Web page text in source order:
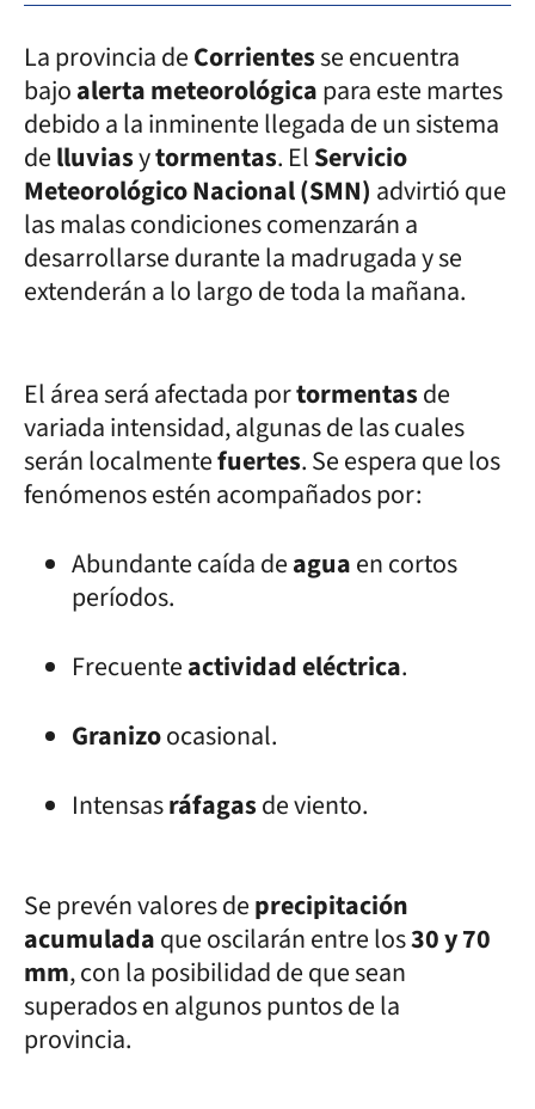
La provincia deCorrientesse encuentra
bajoalerta meteorológicapara este martes
debido a la inminente llegada de un sistema
delluviasytormentas. ElServicio
Meteorológico Nacional (SMN) advirtió que
las malas condiciones comenzarán a
desarrollarse durante la madrugada y se
extenderán a lo largo de toda la mañana.
El área será afectada portormentasde
variada intensidad, algunas de las cuales
serán localmentefuertes. Se espera que los
fenómenos estén acompañados por:
Abundante caída deaguaen cortos
períodos.
Frecuenteactividad eléctrica.
Granizoocasional.
Intensasráfagasde viento.
Se prevén valores deprecipitación
acumuladaque oscilarán entre los30 y 70
mm, con la posibilidad de que sean
superados en algunos puntos de la
provincia.